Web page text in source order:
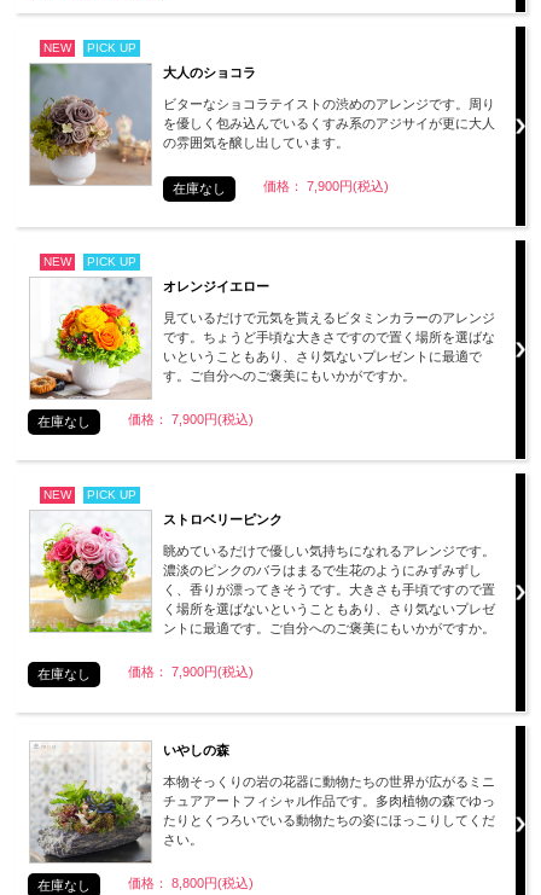
NEW PICK UP
大人のショコラ
ビターなショコラテイストの渋めのアレンジです。周り
を優しく包み込んでいるくすみ系のアジサイが更に大人
の雰囲気を醸し出しています。
価格： 7,900円(税込)
在庫なし
NEW PICK UP
オレンジイエロー
見ているだけで元気を貰えるビタミンカラーのアレンジ
です。ちょうど手頃な大きさですので置く場所を選ばな
いということもあり、さり気ないプレゼントに最適で
す。ご自分へのご褒美にもいかがですか。
価格： 7,900円(税込)
在庫なし
NEW PICK UP
ストロベリーピンク
眺めているだけで優しい気持ちになれるアレンジです。
濃淡のピンクのバラはまるで生花のようにみずみずし
く、香りが漂ってきそうです。大きさも手頃ですので置
く場所を選ばないということもあり、さり気ないプレゼ
ントに最適です。ご自分へのご褒美にもいかがですか。
価格： 7,900円(税込)
在庫なし
いやしの森
本物そっくりの岩の花器に動物たちの世界が広がるミニ
チュアアートフィシャル作品です。多肉植物の森でゆっ
たりとくつろいでいる動物たちの姿にほっこりしてくだ
さい。
価格： 8,800円(税込)
在庫なし